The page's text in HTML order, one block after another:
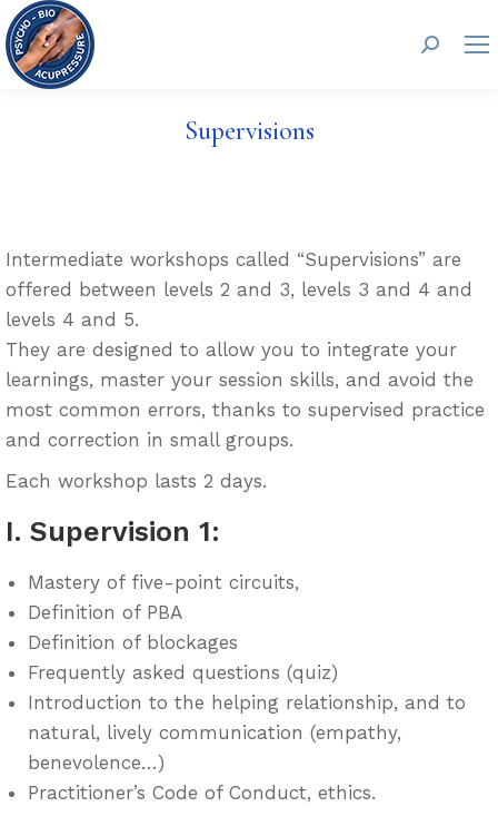
Search:
Supervisions
Intermediate workshops called “Supervisions” are
offered between levels 2 and 3, levels 3 and 4 and
levels 4 and 5.
They are designed to allow you to integrate your
learnings, master your session skills, and avoid the
most common errors, thanks to supervised practice
and correction in small groups.
Each workshop lasts 2 days.
I. Supervision 1:
Mastery of five-point circuits,
Definition of PBA
Definition of blockages
Frequently asked questions (quiz)
Introduction to the helping relationship, and to
natural, lively communication (empathy,
benevolence…)
Practitioner’s Code of Conduct, ethics.